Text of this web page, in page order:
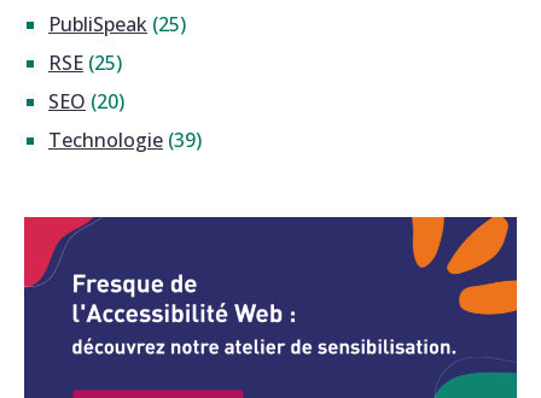
PubliSpeak (25)
RSE (25)
SEO (20)
Technologie (39)